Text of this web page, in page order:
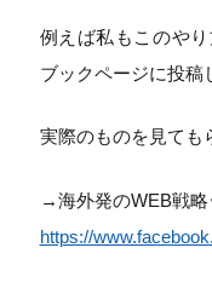
例えば私もこのや
ブックページに投稿
実際のものを見ても
→海外発のWEB戦略
https://